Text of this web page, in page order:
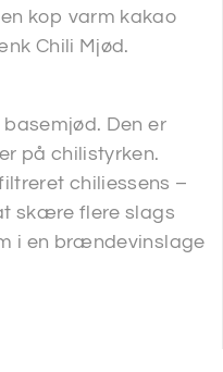
kop varm kakao
Chili Mjød.
Den er
på chilistyrken.
chiliessens –
skære flere slags
i en brændevinslage